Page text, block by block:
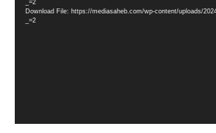
_=2
Download File: https://mediasaheb.com/wp-content/uploads/
_=2